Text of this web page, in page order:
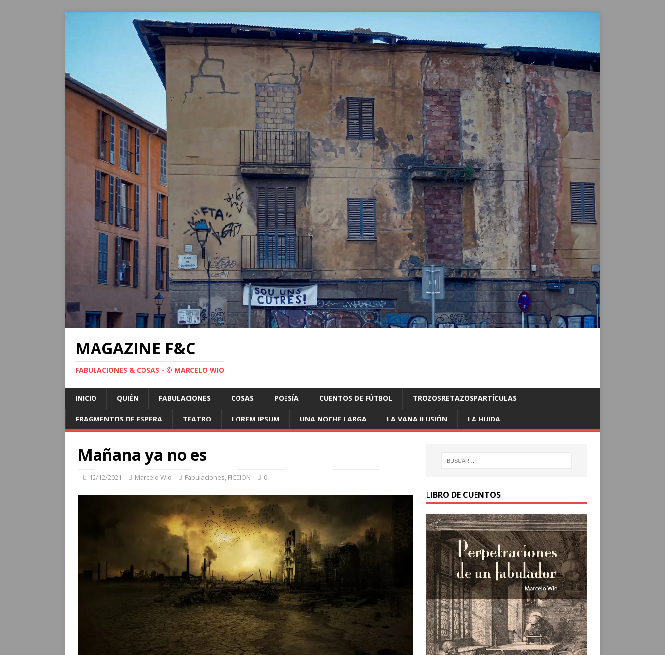
MAGAZINE F&C
FABULACIONES & COSAS - © MARCELO WIO
INICIO QUIÉN FABULACIONES COSAS POESÍA CUENTOS DE FÚTBOL TROZOSRETAZOSPARTÍCULAS
FRAGMENTOS DE ESPERA TEATRO LOREM IPSUM UNA NOCHE LARGA LA VANA ILUSIÓN LA HUIDA
Mañana ya no es
12/12/2021 Marcelo Wio Fabulaciones, FICCION 0
LIBRO DE CUENTOS